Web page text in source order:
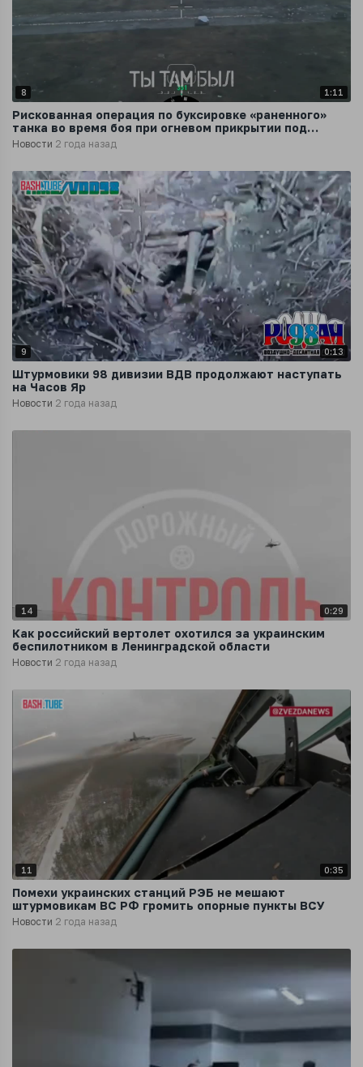
8 1:11
Рискованная операция по буксировке «раненного»
танка во время боя при огневом прикрытии под
командованием комроты «Савы»
Новости 2 года назад
9 0:13
Штурмовики 98 дивизии ВДВ продолжают наступать
на Часов Яр
Новости 2 года назад
14 0:29
Как российский вертолет охотился за украинским
беспилотником в Ленинградской области
Новости 2 года назад
11 0:35
Помехи украинских станций РЭБ не мешают
штурмовикам ВС РФ громить опорные пункты ВСУ
Новости 2 года назад